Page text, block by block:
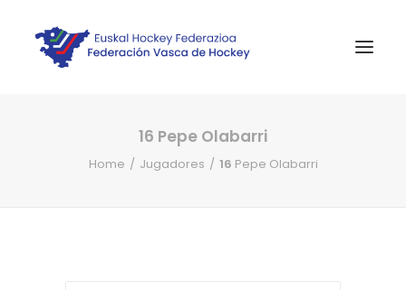
16 Pepe Olabarri
Home Jugadores 16 Pepe Olabarri